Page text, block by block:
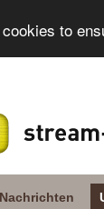
to
Nachrichten